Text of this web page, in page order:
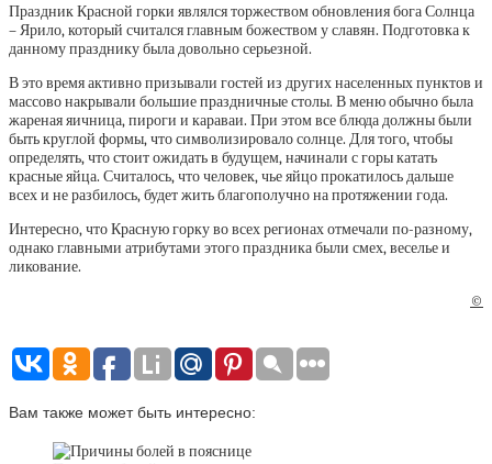
Праздник Красной горки являлся торжеством обновления бога Солнца
– Ярило, который считался главным божеством у славян. Подготовка к
данному празднику была довольно серьезной.
В это время активно призывали гостей из других населенных пунктов и
массово накрывали большие праздничные столы. В меню обычно была
жареная яичница, пироги и караваи. При этом все блюда должны были
быть круглой формы, что символизировало солнце. Для того, чтобы
определять, что стоит ожидать в будущем, начинали с горы катать
красные яйца. Считалось, что человек, чье яйцо прокатилось дальше
всех и не разбилось, будет жить благополучно на протяжении года.
Интересно, что Красную горку во всех регионах отмечали по-разному,
однако главными атрибутами этого праздника были смех, веселье и
ликование.
©
Вам также может быть интересно: